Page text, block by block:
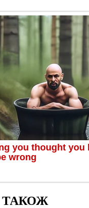
ТАКОЖ